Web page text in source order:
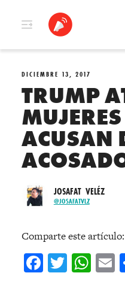
DICIEMBRE 13, 2017
TRUMP
ACUSAN
JOSAFAT VELÉZ
@JOSAFATVLZ
Comparte este artículo:
Facebook